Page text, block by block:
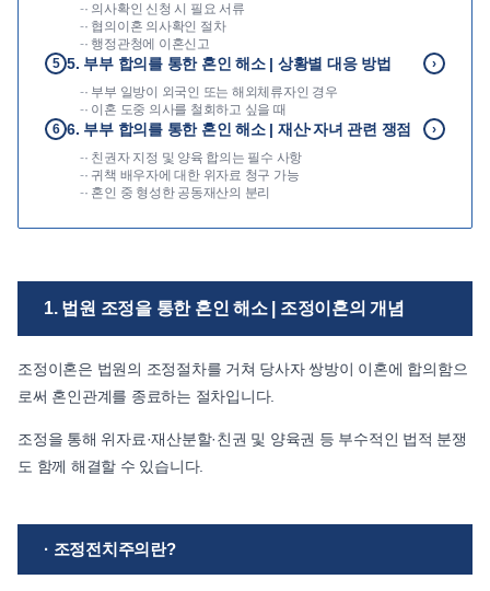
-· 의사확인 신청 시 필요 서류
-· 협의이혼 의사확인 절차
-· 행정관청에 이혼신고
5 5. 부부 합의를 통한 혼인 해소 | 상황별 대응 방법
›
-· 부부 일방이 외국인 또는 해외체류자인 경우
-· 이혼 도중 의사를 철회하고 싶을 때
6 6. 부부 합의를 통한 혼인 해소 | 재산·자녀 관련 쟁점
›
-· 친권자 지정 및 양육 합의는 필수 사항
-· 귀책 배우자에 대한 위자료 청구 가능
-· 혼인 중 형성한 공동재산의 분리
1. 법원 조정을 통한 혼인 해소 | 조정이혼의 개념
조정이혼은 법원의 조정절차를 거쳐 당사자 쌍방이 이혼에 합의함으
로써 혼인관계를 종료하는 절차입니다.
조정을 통해 위자료·재산분할·친권 및 양육권 등 부수적인 법적 분쟁
도 함께 해결할 수 있습니다.
· 조정전치주의란?